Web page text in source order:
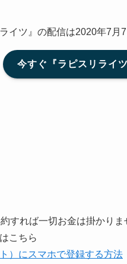
イツ』の配信は2020年7月
今すぐ『ラピスリライ
すれば一切お金は掛かりま
こちら
）にスマホで登録する方法